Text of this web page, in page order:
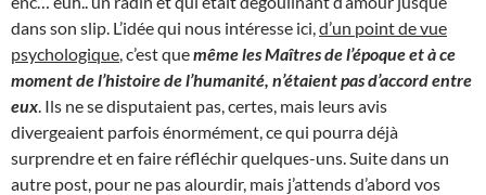
dans son slip. L’idée qui nous intéresse ici, d’un point de vue
psychologique , c’est quemême les Maîtres de l’époque et à ce
moment de l’histoire de l’humanité, n’étaient pas d’accord entre
eux . Ils ne se disputaient pas, certes, mais leurs avis
divergeaient parfois énormément, ce qui pourra déjà
surprendre et en faire réfléchir quelques-uns. Suite dans un
autre post, pour ne pas alourdir, mais j’attends d’abord vos